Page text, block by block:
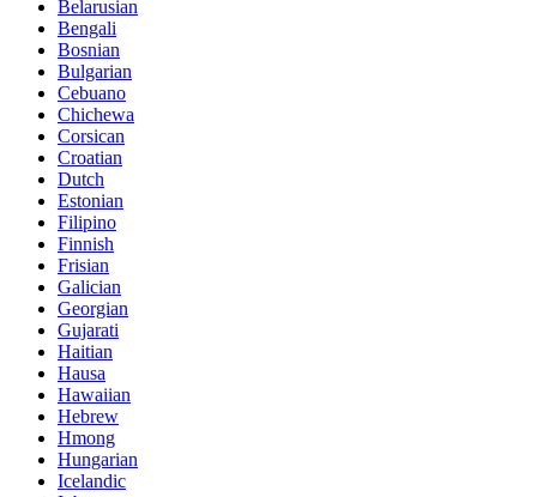
Belarusian
Bengali
Bosnian
Bulgarian
Cebuano
Chichewa
Corsican
Croatian
Dutch
Estonian
Filipino
Finnish
Frisian
Galician
Georgian
Gujarati
Haitian
Hausa
Hawaiian
Hebrew
Hmong
Hungarian
Icelandic